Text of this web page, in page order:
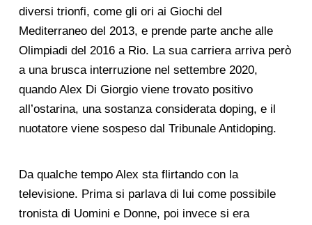
diversi trionfi, come gli ori ai Giochi del
Mediterraneo del 2013, e prende parte anche alle
Olimpiadi del 2016 a Rio. La sua carriera arriva però
a una brusca interruzione nel settembre 2020,
quando Alex Di Giorgio viene trovato positivo
all’ostarina, una sostanza considerata doping, e il
nuotatore viene sospeso dal Tribunale Antidoping.
Da qualche tempo Alex sta flirtando con la
televisione. Prima si parlava di lui come possibile
tronista di Uomini e Donne, poi invece si era